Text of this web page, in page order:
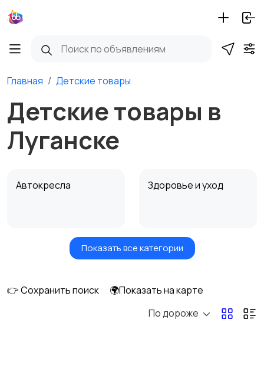
Главная Детские товары
Детские товары в
Луганске
Автокресла Здоровье и уход
Игрушки и игры Детские коляски
Купание
Показать все категории
👉 Сохранить поиск
🌍Показать на карте
По дороже